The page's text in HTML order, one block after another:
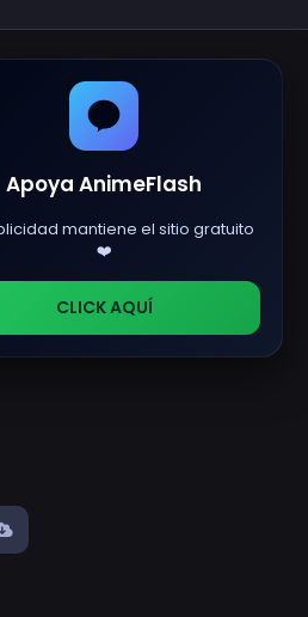
Apoya AnimeFlash
mantiene el sitio gratuito
❤️
CLICK AQUÍ